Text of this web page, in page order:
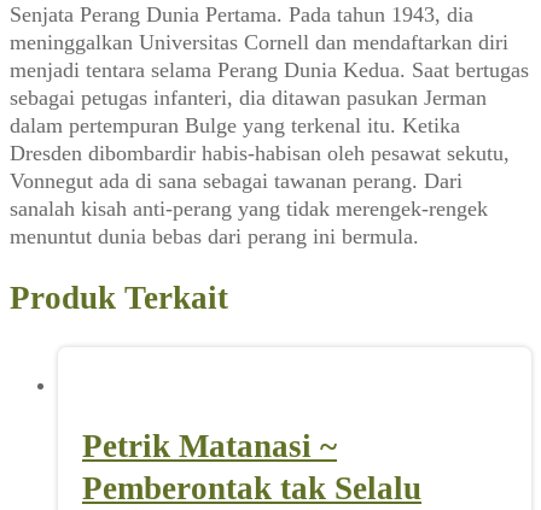
Senjata Perang Dunia Pertama. Pada tahun 1943, dia
meninggalkan Universitas Cornell dan mendaftarkan diri
menjadi tentara selama Perang Dunia Kedua. Saat bertugas
sebagai petugas infanteri, dia ditawan pasukan Jerman
dalam pertempuran Bulge yang terkenal itu. Ketika
Dresden dibombardir habis-habisan oleh pesawat sekutu,
Vonnegut ada di sana sebagai tawanan perang. Dari
sanalah kisah anti-perang yang tidak merengek-rengek
menuntut dunia bebas dari perang ini bermula.
Produk Terkait
Petrik Matanasi ~
Pemberontak tak Selalu